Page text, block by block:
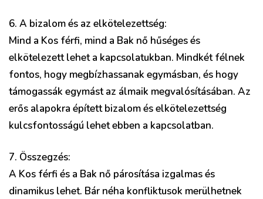
6. A bizalom és az elkötelezettség:
Mind a Kos férfi, mind a Bak nő hűséges és
elkötelezett lehet a kapcsolatukban. Mindkét félnek
fontos, hogy megbízhassanak egymásban, és hogy
támogassák egymást az álmaik megvalósításában. Az
erős alapokra épített bizalom és elkötelezettség
kulcsfontosságú lehet ebben a kapcsolatban.
7. Összegzés:
A Kos férfi és a Bak nő párosítása izgalmas és
dinamikus lehet. Bár néha konfliktusok merülhetnek